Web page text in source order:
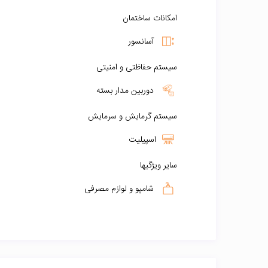
امکانات ساختمان
آسانسور
سیستم حفاظتی و امنیتی
دوربین مدار بسته
سیستم گرمایش و سرمایش
اسپیلیت
سایر ویژگیها
شامپو و لوازم مصرفی